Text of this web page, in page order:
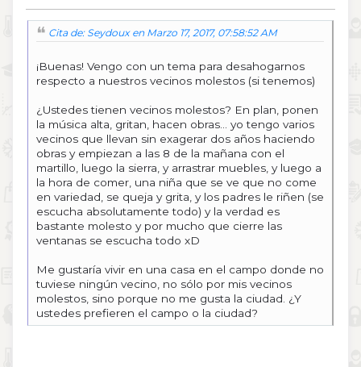
Cita de: Seydoux en Marzo 17, 2017, 07:58:52 AM
¡Buenas! Vengo con un tema para desahogarnos
respecto a nuestros vecinos molestos (si tenemos)
¿Ustedes tienen vecinos molestos? En plan, ponen
la música alta, gritan, hacen obras... yo tengo varios
vecinos que llevan sin exagerar dos años haciendo
obras y empiezan a las 8 de la mañana con el
martillo, luego la sierra, y arrastrar muebles, y luego a
la hora de comer, una niña que se ve que no come
en variedad, se queja y grita, y los padres le riñen (se
escucha absolutamente todo) y la verdad es
bastante molesto y por mucho que cierre las
ventanas se escucha todo xD
Me gustaría vivir en una casa en el campo donde no
tuviese ningún vecino, no sólo por mis vecinos
molestos, sino porque no me gusta la ciudad. ¿Y
ustedes prefieren el campo o la ciudad?